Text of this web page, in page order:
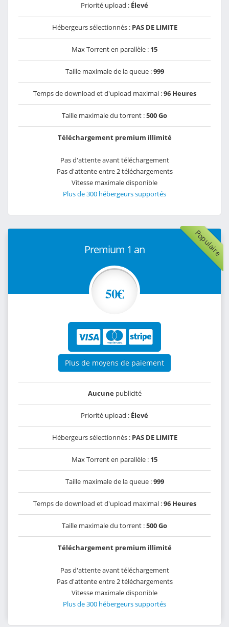
Priorité upload : Élevé
Hébergeurs sélectionnés : PAS DE LIMITE
Max Torrent en parallèle : 15
Taille maximale de la queue :999
Temps de download et d'upload maximal :96 Heures
Taille maximale du torrent :500 Go
Téléchargement premium illimité
Pas d'attente avant téléchargement
Pas d'attente entre 2 téléchargements
Vitesse maximale disponible
Plus de 300 hébergeurs supportés
Populaire
Premium 1 an
50€
Plus de moyens de paiement
Aucunepublicité
Priorité upload : Élevé
Hébergeurs sélectionnés : PAS DE LIMITE
Max Torrent en parallèle : 15
Taille maximale de la queue :999
Temps de download et d'upload maximal :96 Heures
Taille maximale du torrent :500 Go
Téléchargement premium illimité
Pas d'attente avant téléchargement
Pas d'attente entre 2 téléchargements
Vitesse maximale disponible
Plus de 300 hébergeurs supportés